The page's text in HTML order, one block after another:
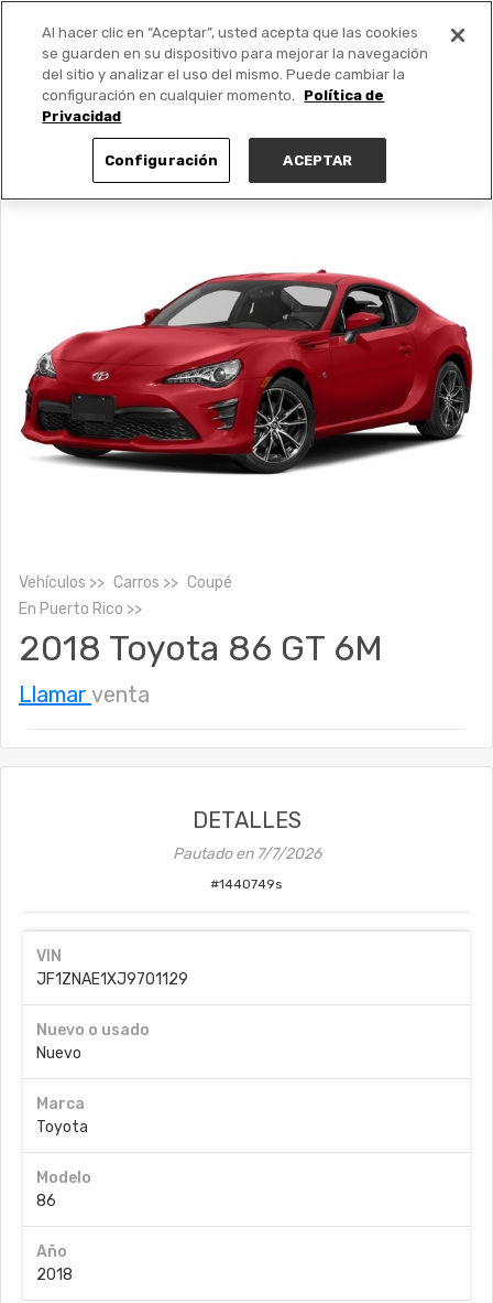
PUBLICA GRATIS +
Vehículos Carros
Coupé
En Puerto Rico
2018 Toyota 86 GT 6M
Llamar venta
DETALLES
Pautado en 7/7/2026
#1440749s
VIN
JF1ZNAE1XJ9701129
Nuevo o usado
Nuevo
Marca
Toyota
Modelo
86
Año
2018
Al hacer clic en “Aceptar”, usted acepta que las cookies
se guarden en su dispositivo para mejorar la navegación
del sitio y analizar el uso del mismo. Puede cambiar la
configuración en cualquier momento.
Política de
Privacidad
Configuración ACEPTAR